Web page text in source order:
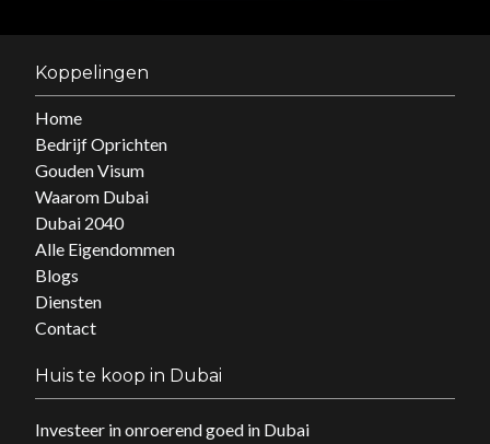
Koppelingen
Home
Bedrijf Oprichten
Gouden Visum
Waarom Dubai
Dubai 2040
Alle Eigendommen
Blogs
Diensten
Contact
Huis te koop in Dubai
Investeer in onroerend goed in Dubai